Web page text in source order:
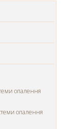
опалення
опалення